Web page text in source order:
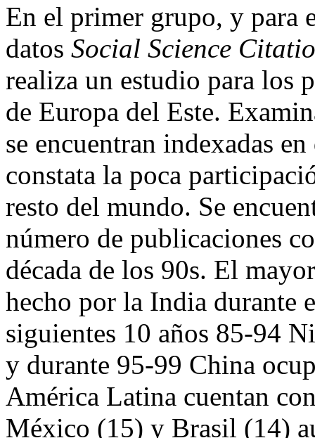
En el primer grupo, y para
datos Social Science
realiza un estudio para los
de Europa del Este.
se encuentran indexadas
constata la poca
resto del mundo. Se
número de publicaciones
década de los 90s. El
hecho por la India durante
siguientes 10 años 85-94
y durante 95-99 China
América Latina cuentan
México (15) y Brasil (14)